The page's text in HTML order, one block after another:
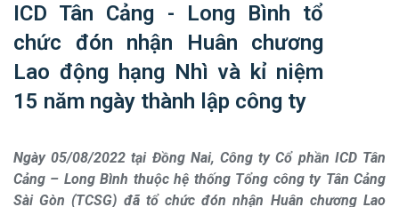
ICD Tân Cảng - Long Bình tổ
chức đón nhận Huân chương
Lao động hạng Nhì và kỉ niệm
15 năm ngày thành lập công ty
Ngày 05/08/2022 tại Đồng Nai, Công ty Cổ phần ICD Tân
Cảng – Long Bình thuộc hệ thống Tổng công ty Tân Cảng
Sài Gòn (TCSG) đã tổ chức đón nhận Huân chương Lao